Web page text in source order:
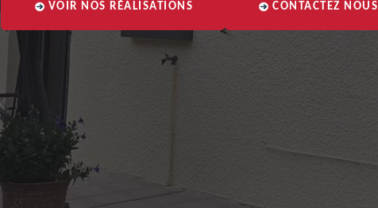
VOIR NOS RÉALISATIONS CONTACTEZ NOUS